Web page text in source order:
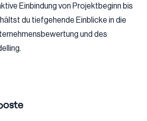
Einbindung von Projektbeginn bis
du tiefgehende Einblicke in die
und des